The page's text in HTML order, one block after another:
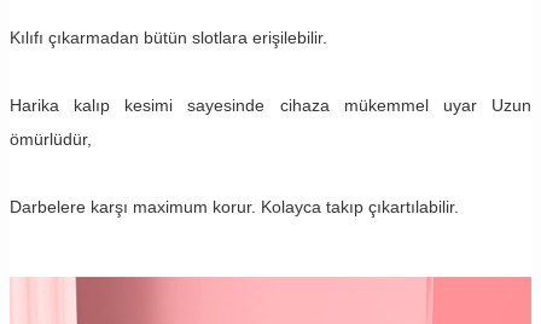
Kılıfı çıkarmadan bütün slotlara erişilebilir.
Harika kalıp kesimi sayesinde cihaza mükemmel uyar Uzun
ömürlüdür,
Darbelere karşı maximum korur. Kolayca takıp çıkartılabilir.